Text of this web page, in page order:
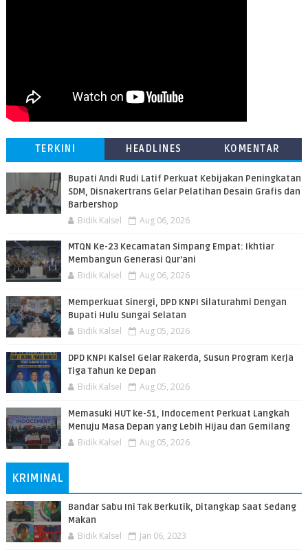
TERKINI HEADLINES KOMENTAR
Bupati Andi Rudi Latif Perkuat Kebijakan Peningkatan
SDM, Disnakertrans Gelar Pelatihan Desain Grafis dan
Barbershop
Bidik Kalsel Aug 06, 2026
MTQN Ke-23 Kecamatan Simpang Empat: Ikhtiar
Membangun Generasi Qur’ani
Bidik Kalsel Aug 06, 2026
Memperkuat Sinergi, DPD KNPI Silaturahmi Dengan
Bupati Hulu Sungai Selatan
Bidik Kalsel Aug 05, 2026
DPD KNPI Kalsel Gelar Rakerda, Susun Program Kerja
Tiga Tahun ke Depan
Bidik Kalsel Aug 05, 2026
Memasuki HUT ke-51, Indocement Perkuat Langkah
Menuju Masa Depan yang Lebih Hijau dan Gemilang
Bidik Kalsel Aug 05, 2026
KRIMINAL
Bandar Sabu Ini Tak Berkutik, Ditangkap Saat Sedang
Makan
Bidik Kalsel Jan 06, 2023